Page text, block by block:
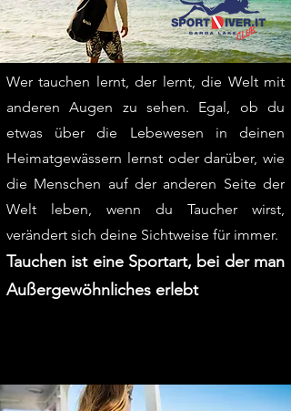
Wer tauchen lernt, der lernt, die Welt mit
anderen Augen zu sehen. Egal, ob du
etwas über die Lebewesen in deinen
Heimatgewässern lernst oder darüber, wie
die Menschen auf der anderen Seite der
Welt leben, wenn du Taucher wirst,
verändert sich deine Sichtweise für immer.
Tauchen ist eine Sportart, bei der man
Außergewöhnliches erlebt